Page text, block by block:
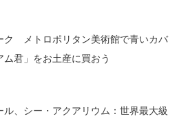
ク メトロポリタン美術館で青いカバ
ム君」をお土産に買おう
ル、シー・アクアリウム：世界最大級